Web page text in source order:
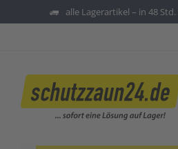
alle Lagerartikel – in 48